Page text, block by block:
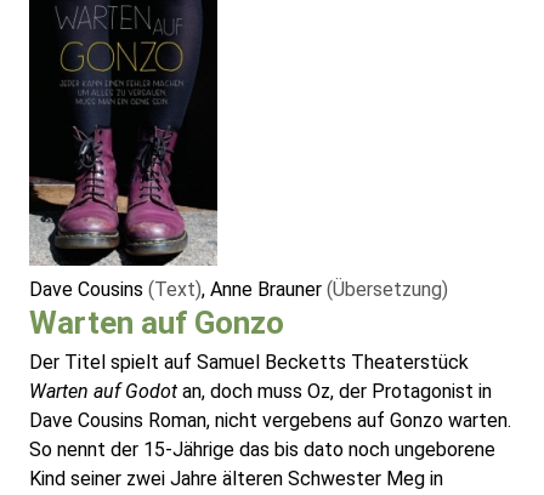
Dave Cousins (Text), Anne Brauner (Übersetzung)
Warten auf Gonzo
Der Titel spielt auf Samuel Becketts Theaterstück
Warten auf Godot an, doch muss Oz, der Protagonist in
Dave Cousins Roman, nicht vergebens auf Gonzo warten.
So nennt der 15-Jährige das bis dato noch ungeborene
Kind seiner zwei Jahre älteren Schwester Meg in